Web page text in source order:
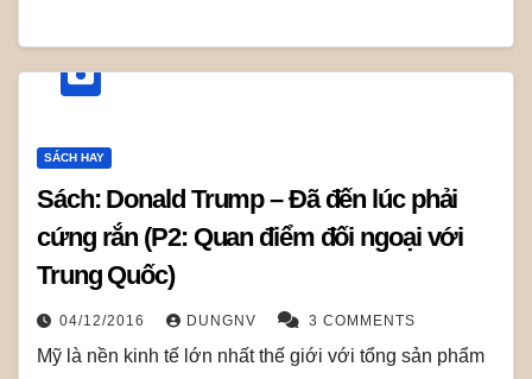
SÁCH HAY
Sách: Donald Trump – Đã đến lúc phải
cứng rắn (P2: Quan điểm đối ngoại với
Trung Quốc)
04/12/2016 DUNGNV 3 COMMENTS
Mỹ là nền kinh tế lớn nhất thế giới với tổng sản phẩm